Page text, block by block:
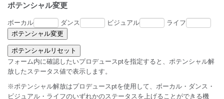
ポテンシャル変更
ボーカル ダンス ビジュアル ライフ
フォーム内に確認したいプロデュースptを指定すると、ポテンシャル解
放したステータス値で表示します。
※ポテンシャル解放はプロデュースptを使用して、ボーカル・ダンス・
ビジュアル・ライフのいずれかのステータスを上げることができる機